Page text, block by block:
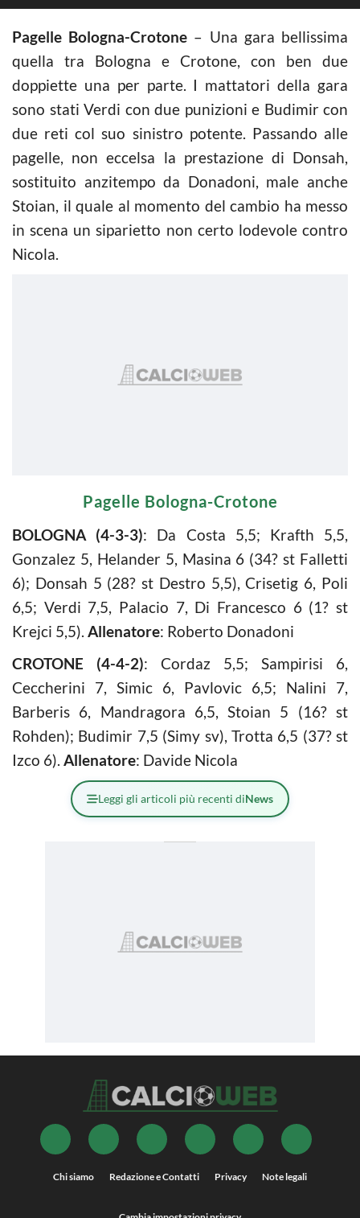
Pagelle Bologna-Crotone – Una gara bellissima
quella tra Bologna e Crotone, con ben due
doppiette una per parte. I mattatori della gara
sono stati Verdi con due punizioni e Budimir con
due reti col suo sinistro potente. Passando alle
pagelle, non eccelsa la prestazione di Donsah,
sostituito anzitempo da Donadoni, male anche
Stoian, il quale al momento del cambio ha messo
in scena un siparietto non certo lodevole contro
Nicola.
Pagelle Bologna-Crotone
BOLOGNA (4-3-3): Da Costa 5,5; Krafth 5,5,
Gonzalez 5, Helander 5, Masina 6 (34? st Falletti
6); Donsah 5 (28? st Destro 5,5), Crisetig 6, Poli
6,5; Verdi 7,5, Palacio 7, Di Francesco 6 (1? st
Krejci 5,5). Allenatore: Roberto Donadoni
CROTONE (4-4-2): Cordaz 5,5; Sampirisi 6,
Ceccherini 7, Simic 6, Pavlovic 6,5; Nalini 7,
Barberis 6, Mandragora 6,5, Stoian 5 (16? st
Rohden); Budimir 7,5 (Simy sv), Trotta 6,5 (37? st
Izco 6). Allenatore: Davide Nicola
Leggi gli articoli più recenti diNews
Chi siamo Redazione e Contatti Privacy Note legali